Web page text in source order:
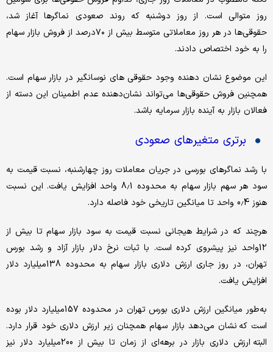
روز متوالی است. از روز دوشنبه که روند صعودی نماگرها آغاز شد،
حقوقی‌ها در هر روز معاملاتی متوسط بیش از ۷۰درصد از فروش بازار سهام
را به خود اختصاص دادند.
این موضوع نشان دهنده وجود حقوقی های نوسانگیر در بازار سهام است.
همچنین فروش حقوقی‌ها می‌تواند نشان‌دهنده عدم اطمینان این دسته از
فعالان بازار به آینده بازار سرمایه باشد.
برتری متغیرهای صعودی
با رشد نماگرهای بورسی در جریان معاملات روز چهارشنبه، نسبت قیمت به
سود هر سهم بازار سهام به محدوده 8.1 واحد افزایش یافت. این نسبت
هنوز 0.4 واحد تا میانگین تاریخی خود فاصله دارد.
هرچند که در شرایط هیجانی نسبت قیمت به سود بازار سهام تا بیش از
12واحد نیز پیشروی کرده است. با ثبات نرخ دلار بازار آزاد و رشد بورس
تهران، در روز جاری ارزش دلاری بازار سهام به محدوده 138میلیارد دلار
افزایش یافت.
به‌طور میانگین ارزش دلاری بورس تهران در محدوده 157میلیارد دلار بوده
است که نشان می‌دهد بازار سهام همچنان زیر ارزش دلاری خود قرار دارد.
البته ارزش دلاری بازار در برهه‌ای از زمان تا بیش از 200میلیارد دلار نیز